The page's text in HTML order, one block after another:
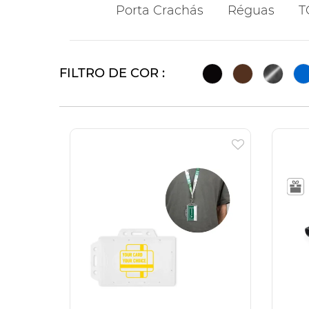
Porta Crachás Réguas
FILTRO DE COR :